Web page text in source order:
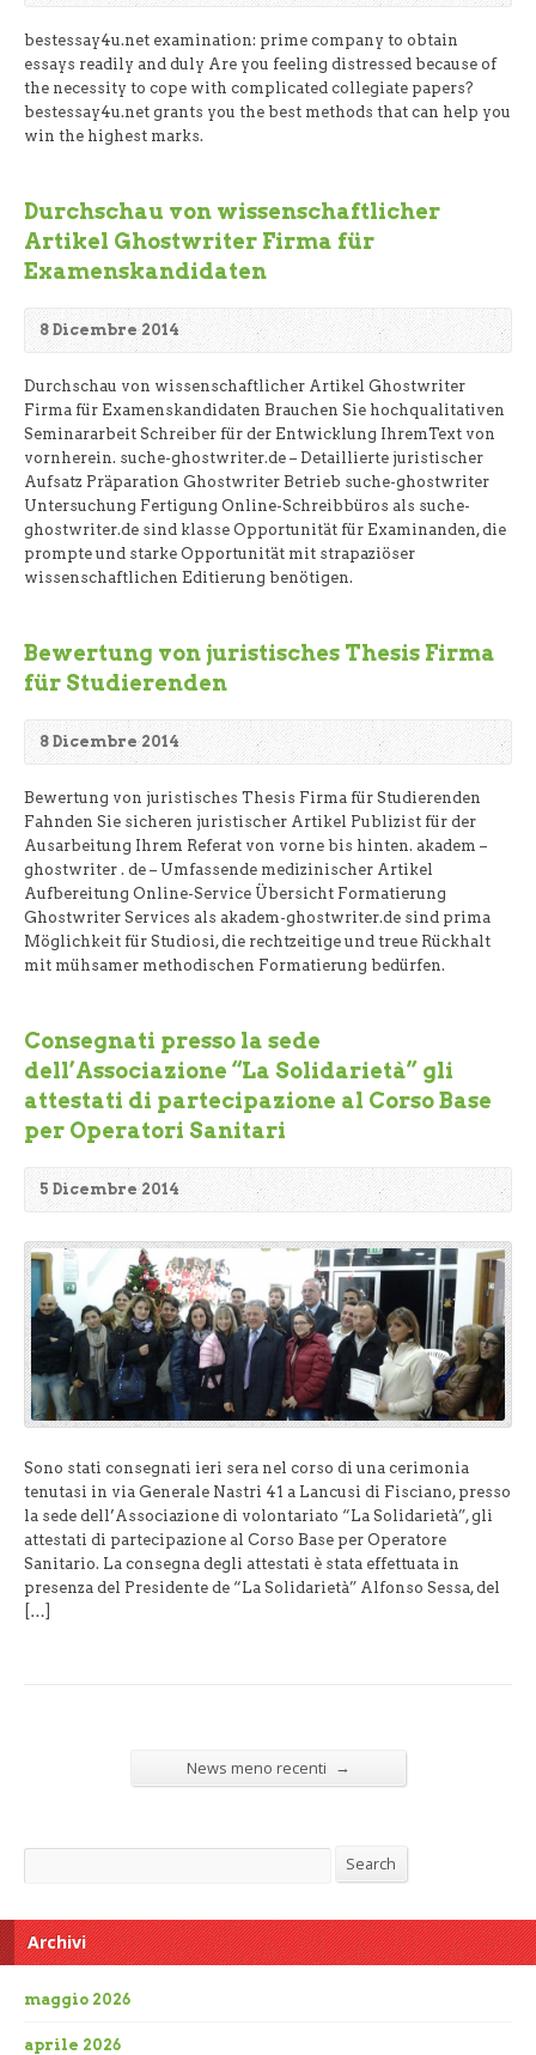
bestessay4u.net examination: prime company to obtain
essays readily and duly Are you feeling distressed because of
the necessity to cope with complicated collegiate papers?
bestessay4u.net grants you the best methods that can help you
win the highest marks.
Durchschau von wissenschaftlicher
Artikel Ghostwriter Firma für
Examenskandidaten
8 Dicembre 2014
Durchschau von wissenschaftlicher Artikel Ghostwriter
Firma für Examenskandidaten Brauchen Sie hochqualitativen
Seminararbeit Schreiber für der Entwicklung IhremText von
vornherein. suche-ghostwriter.de – Detaillierte juristischer
Aufsatz Präparation Ghostwriter Betrieb suche-ghostwriter
Untersuchung Fertigung Online-Schreibbüros als suche-
ghostwriter.de sind klasse Opportunität für Examinanden, die
prompte und starke Opportunität mit strapaziöser
wissenschaftlichen Editierung benötigen.
Bewertung von juristisches Thesis Firma
für Studierenden
8 Dicembre 2014
Bewertung von juristisches Thesis Firma für Studierenden
Fahnden Sie sicheren juristischer Artikel Publizist für der
Ausarbeitung Ihrem Referat von vorne bis hinten. akadem –
ghostwriter . de – Umfassende medizinischer Artikel
Aufbereitung Online-Service Übersicht Formatierung
Ghostwriter Services als akadem-ghostwriter.de sind prima
Möglichkeit für Studiosi, die rechtzeitige und treue Rückhalt
mit mühsamer methodischen Formatierung bedürfen.
Consegnati presso la sede
dell’Associazione “La Solidarietà” gli
attestati di partecipazione al Corso Base
per Operatori Sanitari
5 Dicembre 2014
Sono stati consegnati ieri sera nel corso di una cerimonia
tenutasi in via Generale Nastri 41 a Lancusi di Fisciano, presso
la sede dell’Associazione di volontariato “La Solidarietà”, gli
attestati di partecipazione al Corso Base per Operatore
Sanitario. La consegna degli attestati è stata effettuata in
presenza del Presidente de “La Solidarietà” Alfonso Sessa, del
[…]
News meno recenti →
Search
Archivi
maggio 2026
aprile 2026